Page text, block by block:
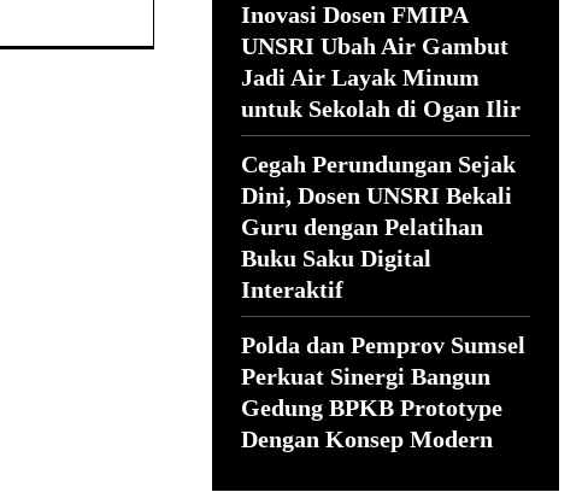
Inovasi Dosen FMIPA
UNSRI Ubah Air Gambut
Jadi Air Layak Minum
untuk Sekolah di Ogan Ilir
Cegah Perundungan Sejak
Dini, Dosen UNSRI Bekali
Guru dengan Pelatihan
Buku Saku Digital
Interaktif
Polda dan Pemprov Sumsel
Perkuat Sinergi Bangun
Gedung BPKB Prototype
Dengan Konsep Modern